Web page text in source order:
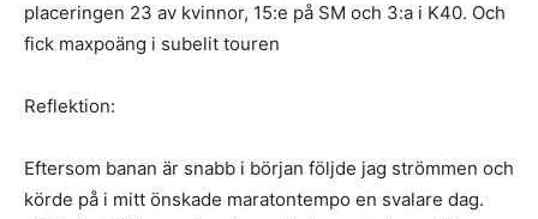
placeringen 23 av kvinnor, 15:e på SM och 3:a i K40. Och
fick maxpoäng i subelit touren
Reflektion:
Eftersom banan är snabb i början följde jag strömmen och
körde på i mitt önskade maratontempo en svalare dag.